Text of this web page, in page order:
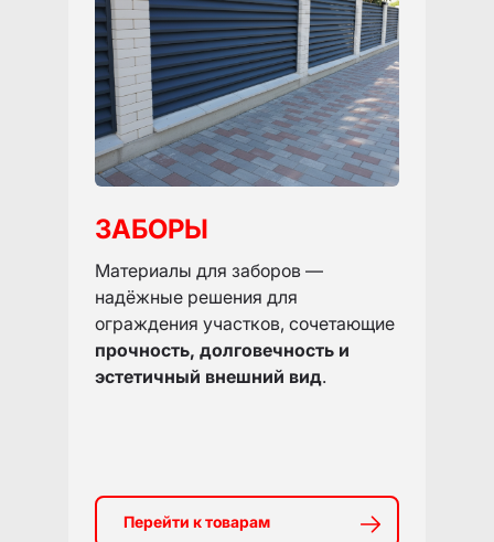
ЗАБОРЫ
Материалы для заборов —
надёжные решения для
ограждения участков, сочетающие
прочность, долговечность и
эстетичный внешний вид.
Перейти к товарам